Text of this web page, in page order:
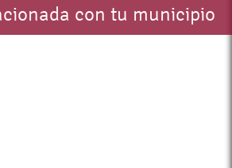
con tu municipio